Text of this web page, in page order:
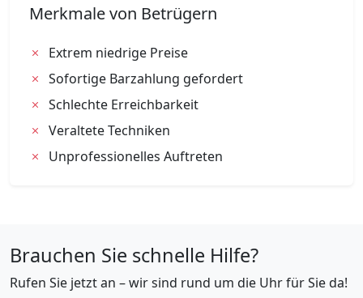
Merkmale von Betrügern
Extrem niedrige Preise
Sofortige Barzahlung gefordert
Schlechte Erreichbarkeit
Veraltete Techniken
Unprofessionelles Auftreten
Brauchen Sie schnelle Hilfe?
Rufen Sie jetzt an – wir sind rund um die Uhr für Sie da!